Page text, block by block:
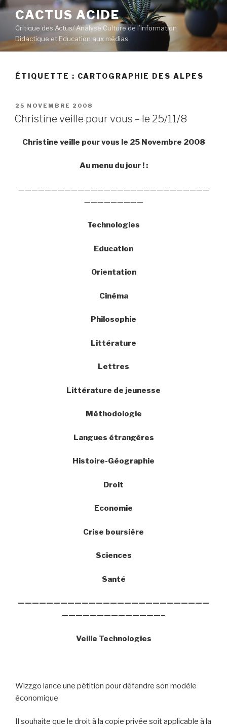
Aller
contenu
principal
CACTUS ACIDE
Critique des Actus/ Analyse Culture de l’Information
Didactique et Education aux médias
ÉTIQUETTE : CARTOGRAPHIE DES ALPES
PUBLIÉ
LE
25 NOVEMBRE 2008
Christine veille pour vous – le 25/11/8
Christine veille pour vous le 25 Novembre 2008
Au menu du jour ! :
—————————————————————————————
—————————
Technologies
Education
Orientation
Cinéma
Philosophie
Littérature
Lettres
Littérature de jeunesse
Méthodologie
Langues étrangères
Histoire-Géographie
Droit
Economie
Crise boursière
Sciences
Santé
———————————————————————————
——————————————–
Veille Technologies
Wizzgo lance une pétition pour défendre son modèle
économique
Il souhaite que le droit à la copie privée soit applicable à la